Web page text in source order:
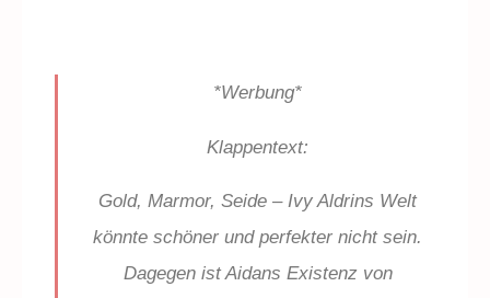
*Werbung*
Klappentext:
Gold, Marmor, Seide – Ivy Aldrins Welt
könnte schöner und perfekter nicht sein.
Dagegen ist Aidans Existenz von